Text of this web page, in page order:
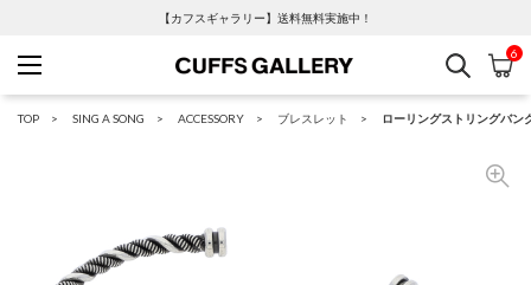
【カフスギャラリー】送料無料実施中！
Cuffs Gallery
検索 カ
6
TOP SING A SONG ACCESSORY ブレスレット ローリングストリングバン